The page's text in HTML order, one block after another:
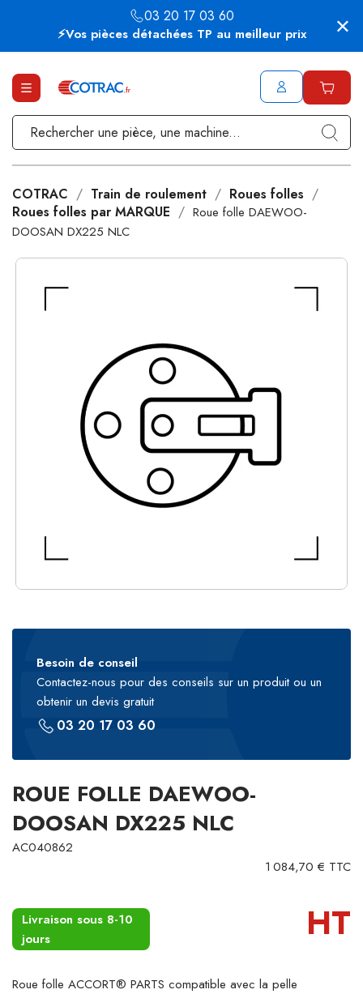
⚡Vos pièces détachées TP au meilleur prix
03 20 17 03 60
COTRAC Train de roulement
Roues folles
Roues folles par MARQUE
Roue folle DAEWOO-
DOOSAN DX225 NLC
Besoin de conseil
Contactez-nous pour des conseils sur un produit ou un
obtenir un devis gratuit
03 20 17 03 60
ROUE FOLLE DAEWOO-
DOOSAN DX225 NLC
AC040862
1 084,70 € TTC
Livraison sous 8-10
jours
HT
Roue folle ACCORT® PARTS compatible avec la pelle